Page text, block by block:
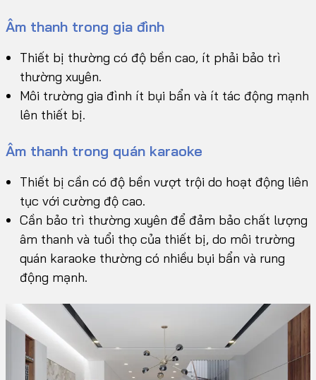
Âm thanh trong gia đình
Thiết bị thường có độ bền cao, ít phải bảo trì
thường xuyên.
Môi trường gia đình ít bụi bẩn và ít tác động mạnh
lên thiết bị.
Âm thanh trong quán karaoke
Thiết bị cần có độ bền vượt trội do hoạt động liên
tục với cường độ cao.
Cần bảo trì thường xuyên để đảm bảo chất lượng
âm thanh và tuổi thọ của thiết bị, do môi trường
quán karaoke thường có nhiều bụi bẩn và rung
động mạnh.